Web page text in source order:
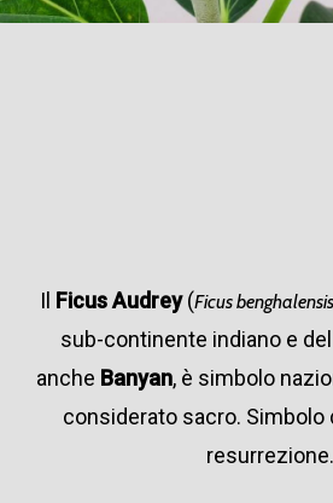
Il Ficus Audrey(Ficus
sub-continente indiano e
anche Banyan, è simbolo
considerato sacro. Simbolo
resurrezione.